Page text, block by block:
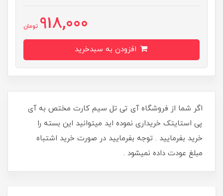
918,000 تومان
اگر شما از فروشگاه آی تی تل سیم کارت مختص به آی
پی استایتک خریداری نموده اید میتوانید این بسته را
خرید بفرمایید . توجه بفرمایید در صورت خرید اشتباه
مبلغ عودت داده نمیشود .